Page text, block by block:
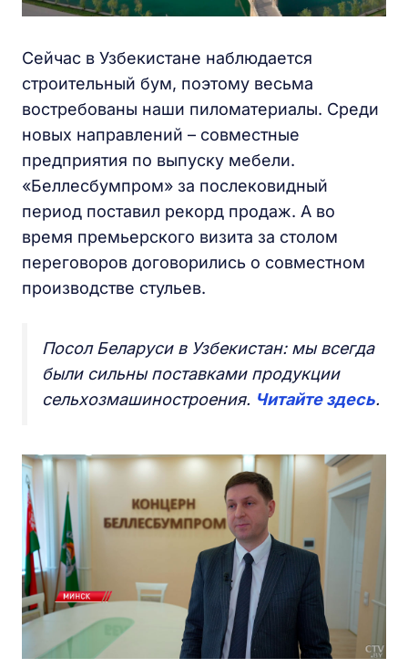
Сейчас в Узбекистане наблюдается
строительный бум, поэтому весьма
востребованы наши пиломатериалы. Среди
новых направлений – совместные
предприятия по выпуску мебели.
«Беллесбумпром» за послековидный
период поставил рекорд продаж. А во
время премьерского визита за столом
переговоров договорились о совместном
производстве стульев.
Посол Беларуси в Узбекистан: мы всегда
были сильны поставками продукции
сельхозмашиностроения. Читайте здесь.